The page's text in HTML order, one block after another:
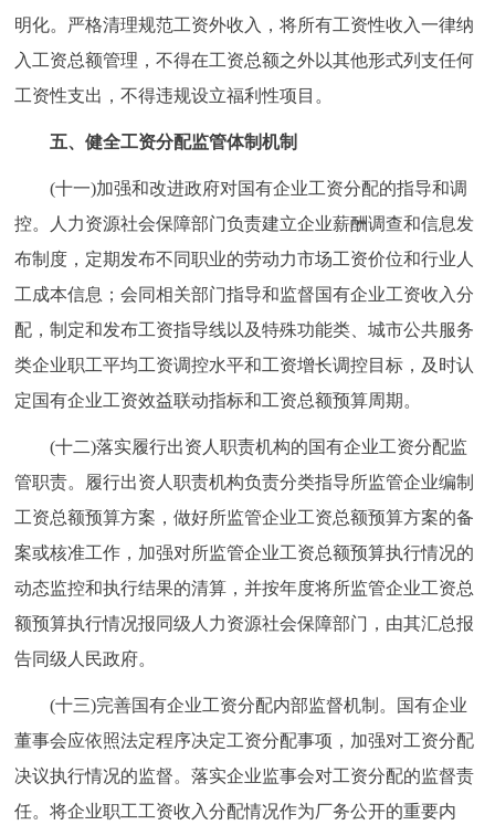
明化。严格清理规范工资外收入，将所有工资性收入一律纳
入工资总额管理，不得在工资总额之外以其他形式列支任何
工资性支出，不得违规设立福利性项目。
五、健全工资分配监管体制机制
(十一)加强和改进政府对国有企业工资分配的指导和调
控。人力资源社会保障部门负责建立企业薪酬调查和信息发
布制度，定期发布不同职业的劳动力市场工资价位和行业人
工成本信息；会同相关部门指导和监督国有企业工资收入分
配，制定和发布工资指导线以及特殊功能类、城市公共服务
类企业职工平均工资调控水平和工资增长调控目标，及时认
定国有企业工资效益联动指标和工资总额预算周期。
(十二)落实履行出资人职责机构的国有企业工资分配监
管职责。履行出资人职责机构负责分类指导所监管企业编制
工资总额预算方案，做好所监管企业工资总额预算方案的备
案或核准工作，加强对所监管企业工资总额预算执行情况的
动态监控和执行结果的清算，并按年度将所监管企业工资总
额预算执行情况报同级人力资源社会保障部门，由其汇总报
告同级人民政府。
(十三)完善国有企业工资分配内部监督机制。国有企业
董事会应依照法定程序决定工资分配事项，加强对工资分配
决议执行情况的监督。落实企业监事会对工资分配的监督责
任。将企业职工工资收入分配情况作为厂务公开的重要内